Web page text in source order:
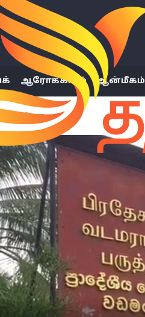
ஆரோக்கியம் ஆன்மீகம்